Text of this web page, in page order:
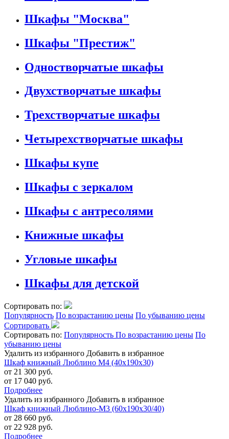
Шкафы "Москва"
Шкафы "Престиж"
Одностворчатые шкафы
Двухстворчатые шкафы
Трехстворчатые шкафы
Четырехстворчатые шкафы
Шкафы купе
Шкафы с зеркалом
Шкафы с антресолями
Книжные шкафы
Угловые шкафы
Шкафы для детской
Сортировать по:
Популярность По возрастанию цены По убыванию цены
Сортировать
Сортировать по: Популярность По возрастанию цены По
убыванию цены
Удалить из избранного Добавить в избранное
Шкаф книжный Люблино М4 (40х190х30)
от 21 300 руб.
от 17 040 руб.
Подробнее
Удалить из избранного Добавить в избранное
Шкаф книжный Люблино-М3 (60х190х30/40)
от 28 660 руб.
от 22 928 руб.
Подробнее